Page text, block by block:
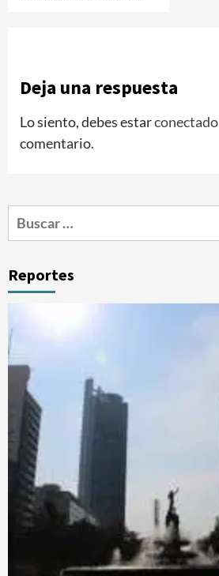
Deja una respuesta
Lo siento, debes estarconectado
comentario.
Buscar:
Reportes